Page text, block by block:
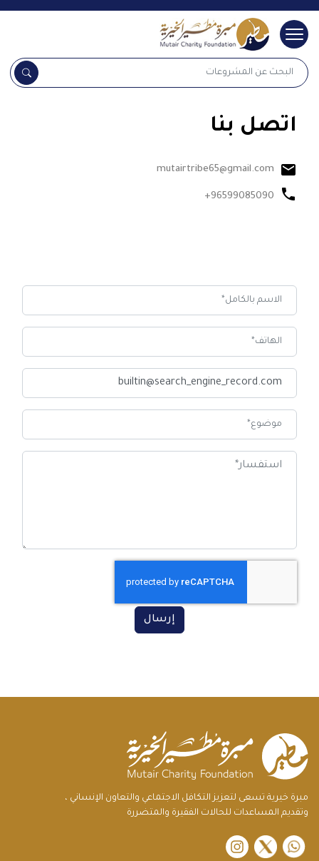
البحث عن المشروعات
اتصل بنا
markunread
mutairtribe65@gmail.com
phone
+96599085090
مبرة خيرية تسعى لتعزيز التكافل الاجتماعي والتعاون الإنساني ،
وتقديم المساعدات للحالات الفقيرة والمتضررة
twitter
instagram